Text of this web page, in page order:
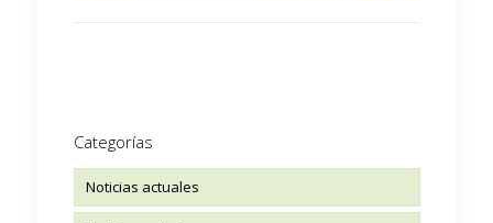
Categorías
Noticias actuales